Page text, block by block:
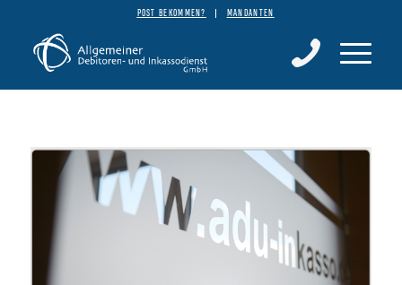
POST BEKOMMEN? MANDANTEN